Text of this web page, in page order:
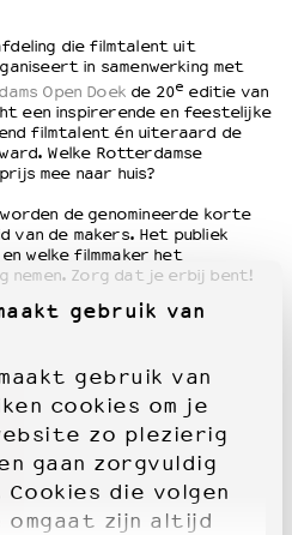
gebruik van
gebruik van
cookies om je
zo plezierig
gaan zorgvuldig
die volgen
zijn altijd
– VNPF
die filmtalent uit
in samenwerking met
Open Doek de 20e editie van
een inspirerende en feestelijke
filmtalent én uiteraard de
Welke Rotterdamse
mee naar huis?
de genomineerde korte
van de makers. Het publiek
welke filmmaker het
nemen. Zorg dat je erbij bent!